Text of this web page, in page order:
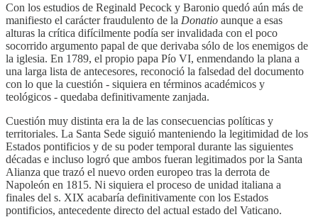
Con los estudios de Reginald Pecock y Baronio quedó aún más de
manifiesto el carácter fraudulento de la Donatio aunque a esas
alturas la crítica difícilmente podía ser invalidada con el poco
socorrido argumento papal de que derivaba sólo de los enemigos de
la iglesia. En 1789, el propio papa Pío VI, enmendando la plana a
una larga lista de antecesores, reconoció la falsedad del documento
con lo que la cuestión - siquiera en términos académicos y
teológicos - quedaba definitivamente zanjada.
Cuestión muy distinta era la de las consecuencias políticas y
territoriales. La Santa Sede siguió manteniendo la legitimidad de los
Estados pontificios y de su poder temporal durante las siguientes
décadas e incluso logró que ambos fueran legitimados por la Santa
Alianza que trazó el nuevo orden europeo tras la derrota de
Napoleón en 1815. Ni siquiera el proceso de unidad italiana a
finales del s. XIX acabaría definitivamente con los Estados
pontificios, antecedente directo del actual estado del Vaticano.